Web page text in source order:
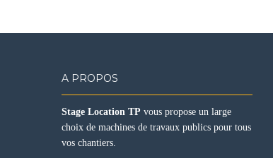
A PROPOS
Stage Location TP vous propose un large
choix de machines de travaux publics pour tous
vos chantiers.